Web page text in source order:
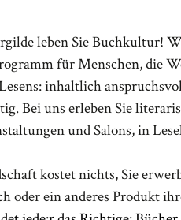
leben Sie Buchkultur!
für Menschen, die
inhaltlich
Bei uns erleben Sie
und Salons, in
kostet nichts, Sie
oder ein anderes Produkt